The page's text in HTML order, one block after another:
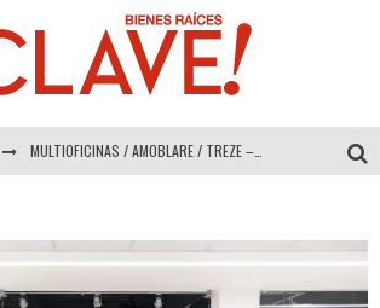
MULTIOFICINAS / AMOBLARE / TREZE – Especial Interiorismo & Decoración 2026
COLINEAL – Especial Interiorismo & Decoración 2026
ADRIANA HOYOS DESIGN STUDIO – Especial Interiorismo & Decoración 2026